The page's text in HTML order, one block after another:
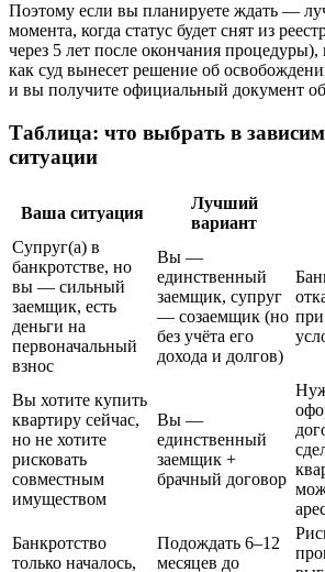
Поэтому если вы планируете ждать —
момента, когда статус будет снят из
через 5 лет после окончания
как суд вынесет решение об
и вы получите официальный документ
Таблица: что выбрать в
ситуации
Ваша ситуация
Лучший
вариант
Супруг(а) в
банкротстве, но
вы — сильный
заемщик, есть
деньги на
первоначальный
взнос
Вы —
единственный
заемщик, супруг
— созаемщик (но
без учёта его
дохода и долгов)
Вы хотите купить
квартиру сейчас,
но не хотите
рисковать
совместным
имуществом
Вы —
единственный
заемщик +
брачный договор
Банкротство
только началось,
Подождать 6–12
месяцев до